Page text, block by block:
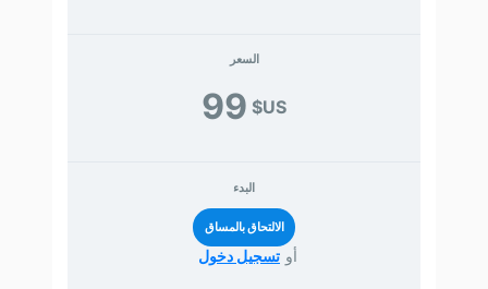
السعر
US$
99
البدء
أو تسجيل دخول